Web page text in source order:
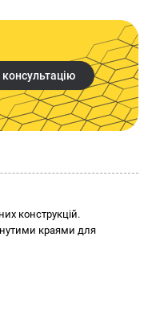
конструкцій.
краями для